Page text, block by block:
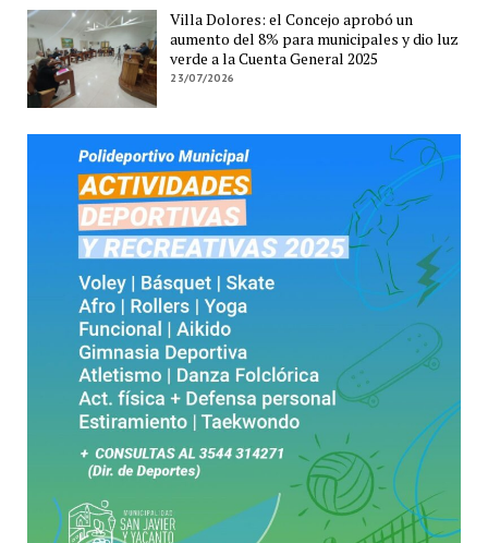
Villa Dolores: el Concejo aprobó un
aumento del 8% para municipales y dio luz
verde a la Cuenta General 2025
23/07/2026